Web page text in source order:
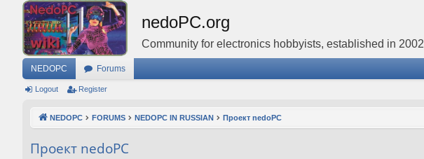
nedoPC.org
Community for electronics hobbyists, established in 2002
NEDOPC Forums
Logout Register
NEDOPC FORUMS NEDOPC IN RUSSIAN Проект nedoPC
Проект nedoPC